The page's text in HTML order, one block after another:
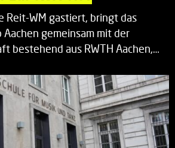
Reit-WM gastiert, bringt das
gemeinsam mit der
bestehend aus RWTH Aachen,…